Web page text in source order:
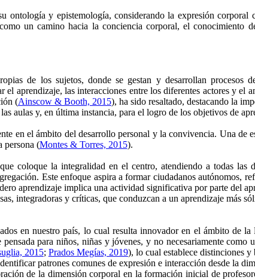
ontología y epistemología, considerando la expresión corporal
un camino hacia la conciencia corporal, el conocimiento
de los sujetos, donde se gestan y desarrollan procesos
aprendizaje, las interacciones entre los diferentes actores y el
(Ainscow & Booth, 2015), ha sido resaltado, destacando la
aulas y, en última instancia, para el logro de los objetivos de
en el ámbito del desarrollo personal y la convivencia. Una de
persona (Montes & Torres, 2015).
coloque la integralidad en el centro, atendiendo a todas las
Este enfoque aspira a formar ciudadanos autónomos,
aprendizaje implica una actividad significativa por parte del
integradoras y críticas, que conduzcan a un aprendizaje más
en nuestro país, lo cual resulta innovador en el ámbito de
para niños, niñas y jóvenes, y no necesariamente como
2015; Prados Megías, 2019), lo cual establece distinciones y
patrones comunes de expresión e interacción desde la
de la dimensión corporal en la formación inicial de